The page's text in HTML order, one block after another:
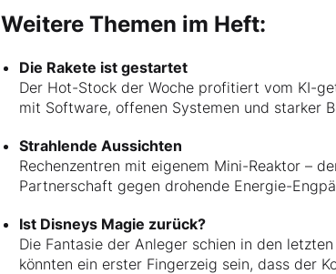
Weitere Themen im Heft:
Die Rakete ist gestartet
Der Hot-Stock der Woche profitiert vom KI-
mit Software, offenen Systemen und starker
Strahlende Aussichten
Rechenzentren mit eigenem Mini-Reaktor –
Partnerschaft gegen drohende Energie-
Ist Disneys Magie zurück?
Die Fantasie der Anleger schien in den
könnten ein erster Fingerzeig sein, dass der